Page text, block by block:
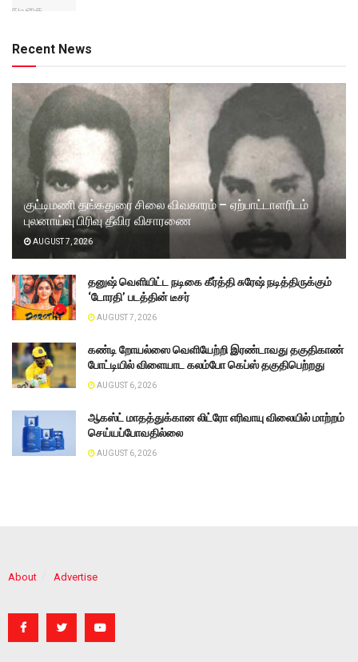
Recent News
குட்டிமணி தங்கதுரை சிலை விவகாரம் – ஏற்பாட்டாளரிடம்
புலனாய்வு பிரிவு தீவிர விசாரணை
AUGUST 7, 2026
தனுஷ் வெளியிட்ட நடிகை கீர்த்தி சுரேஷ் நடித்திருக்கும்
‘டோரதி’ படத்தின் டீசர்
AUGUST 7, 2026
கண்டி றோயல்ஸை வெளியேற்றி இரண்டாவது தகுதிகாண்
போட்டியில் விளையாட கலம்போ கெப்ஸ் தகுதிபெற்றது
AUGUST 6, 2026
ஆகஸ்ட் மாதத்துக்கான லிட்ரோ எரிவாயு விலையில் மாற்றம்
செய்யப்போவதில்லை
AUGUST 6, 2026
About Advertise